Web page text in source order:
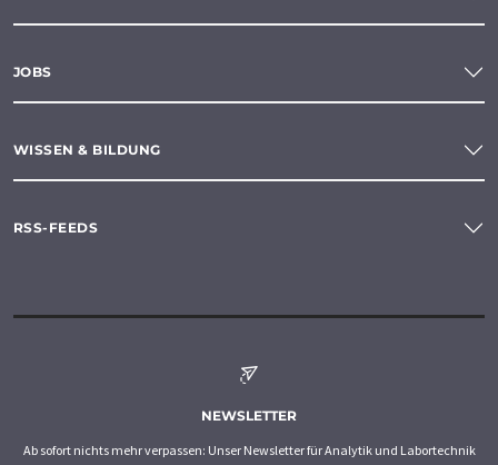
JOBS
WISSEN & BILDUNG
RSS-FEEDS
NEWSLETTER
Ab sofort nichts mehr verpassen: Unser Newsletter für Analytik und Labortechnik